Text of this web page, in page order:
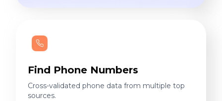
Find Phone Numbers
Cross-validated phone data from multiple top
sources.